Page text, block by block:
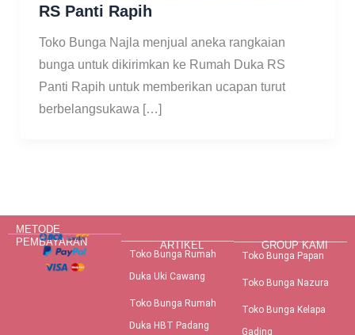
RS Panti Rapih
Toko Bunga Najla menjual aneka rangkaian
bunga untuk dikirimkan ke Rumah Duka RS
Panti Rapih untuk memberikan ucapan turut
berbelangsukawa […]
METODE
PEMBAYARAN
ARTIKEL
Toko Bunga Rumah
Duka Uki Cawang
Toko Bunga Rumah
Duka HBT Padang
GROUP KAMI
Toko Bunga Papan
Toko Bunga Nazura
Toko Bunga Kelapa
Gading